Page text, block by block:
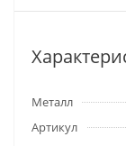
Металл
Артикул